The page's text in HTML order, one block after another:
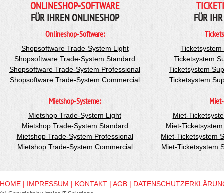
ONLINESHOP-SOFTWARE
FÜR IHREN ONLINESHOP
Onlineshop-Software:
Shopsoftware Trade-System Light
Shopsoftware Trade-System Standard
Shopsoftware Trade-System Professional
Shopsoftware Trade-System Commercial
Mietshop-Systeme:
Mietshop Trade-System Light
Mietshop Trade-System Standard
Mietshop Trade-System Professional
Mietshop Trade-System Commercial
FÜR
Ticketsystem
Ticketsystem
Ticketsystem
Miet-
Miet-
Miet-Ticketsystem
Miet-Ticketsystem
HOME | IMPRESSUM | KONTAKT | AGB |